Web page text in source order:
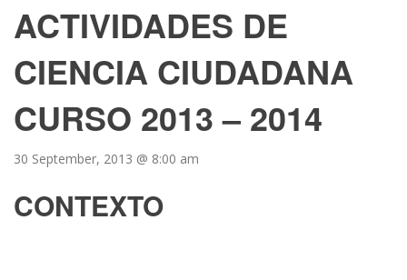
ACTIVIDADES DE
CIENCIA CIUDADANA
CURSO 2013 – 2014
30 September, 2013 @ 8:00 am
CONTEXTO